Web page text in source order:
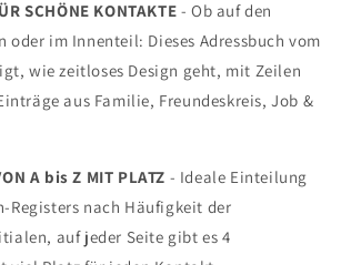
SCHÖNE KONTAKTE - Ob auf den
oder im Innenteil: Dieses Adressbuch vom
wie zeitloses Design geht, mit Zeilen
aus Familie, Freundeskreis, Job &
A bis Z MIT PLATZ - Ideale Einteilung
Registers nach Häufigkeit der
auf jeder Seite gibt es 4